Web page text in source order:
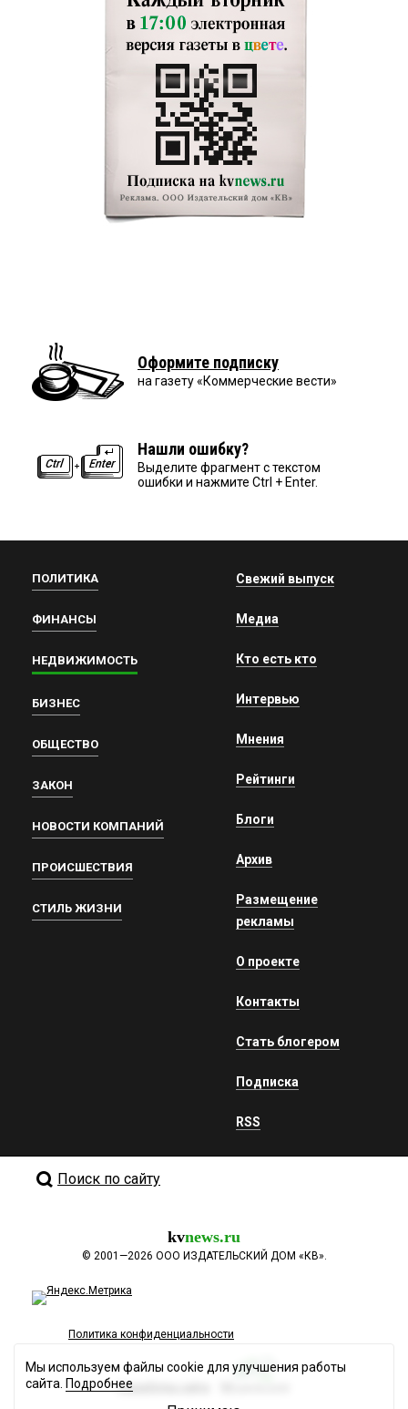
Оформите подписку
на газету «Коммерческие вести»
Нашли ошибку?
Выделите фрагмент с текстом
ошибки и нажмите Ctrl + Enter.
ПОЛИТИКА
ФИНАНСЫ
НЕДВИЖИМОСТЬ
БИЗНЕС
ОБЩЕСТВО
ЗАКОН
НОВОСТИ КОМПАНИЙ
ПРОИСШЕСТВИЯ
СТИЛЬ ЖИЗНИ
Свежий выпуск
Медиа
Кто есть кто
Интервью
Мнения
Рейтинги
Блоги
Архив
Размещение
рекламы
О проекте
Контакты
Стать блогером
Подписка
RSS
Поиск по сайту
kvnews.ru
© 2001—2026 ООО ИЗДАТЕЛЬСКИЙ ДОМ «КВ».
Политика конфиденциальности
Разработка сайта
Мы используем файлы cookie для улучшения работы
сайта. Подробнее